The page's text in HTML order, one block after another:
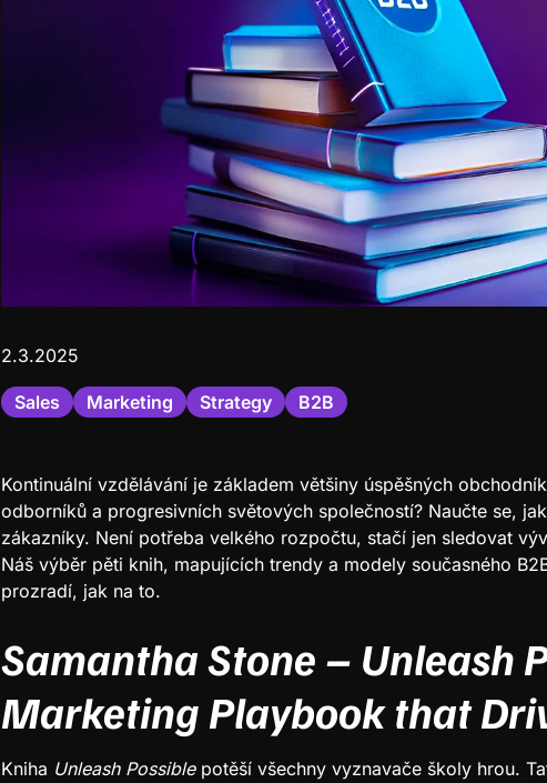
2.3.2025
Sales Marketing Strategy B2B
Kontinuální vzdělávání je základem většiny úspěšných
odborníků a progresivních světových společností? Naučte se,
zákazníky. Není potřeba velkého rozpočtu, stačí jen sledovat
Náš výběr pěti knih, mapujících trendy a modely současného
prozradí, jak na to.
Samantha Stone – Unleash
Marketing Playbook that
Kniha Unleash Possible potěší všechny vyznavače školy hrou.